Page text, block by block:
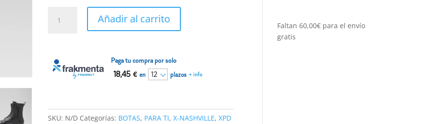
Spidi
Negro
cantidad
Añadir al carrito
Paga tu compra por solo
18,45 € en plazos + info
SKU: N/D Categorías: BOTAS, PARA TI,X-NASHVILLE,XPD
Faltan60,00€ para el envío
gratis